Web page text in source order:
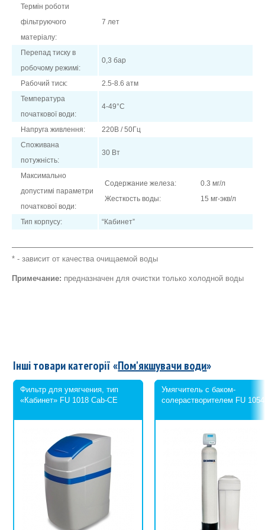
Термін роботи
фільтруючого
матеріалу:
7 лет
Перепад тиску в
робочому режимі:
0,3 бар
Рабочий тиск:
2.5-8.6 атм
Температура
початкової води:
4-49°C
Напруга живлення:
220В / 50Гц
Споживана
потужність:
30 Вт
Максимально
допустимі параметри
початкової води:
Содержание железа:
0.3 мг/л
Жесткость воды:
15 мг-экв/л
Тип корпусу: “Кабинет”
* - зависит от качества очищаемой воды
Примечание: предназначен для очистки только холодной воды
Інші товари категорії «Пом'якшувачи води»
Фильтр для умягчения, тип
«Кабинет» FU 1018 Cab-CE
Умягчитель с баком-
солерастворителем FU